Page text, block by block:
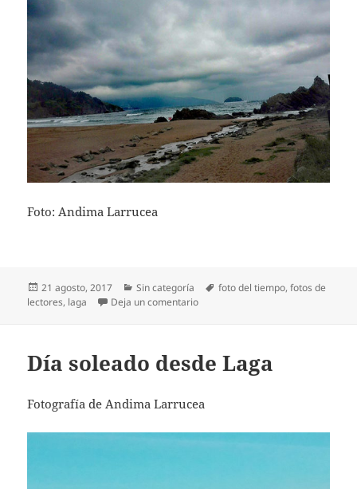
Foto: Andima Larrucea
Publicado
el
21 agosto, 2017 Categorías
Sin categoría Etiquetas
foto del tiempo,fotos de
lectores, laga Deja un comentarioen Día nublado en Laga
Día soleado desde Laga
Fotografía de Andima Larrucea